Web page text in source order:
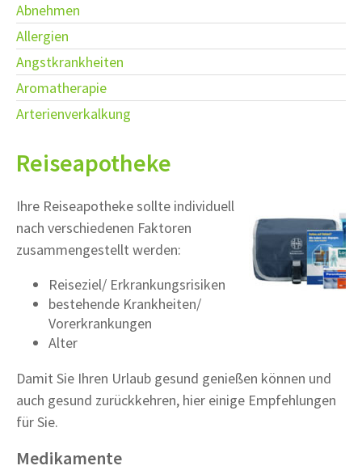
Abnehmen
Allergien
Angstkrankheiten
Aromatherapie
Arterienverkalkung
Reiseapotheke
Ihre Reiseapotheke sollte individuell
nach verschiedenen Faktoren
zusammengestellt werden:
Reiseziel/ Erkrankungsrisiken
bestehende Krankheiten/
Vorerkrankungen
Alter
Damit Sie Ihren Urlaub gesund genießen können und
auch gesund zurückkehren, hier einige Empfehlungen
für Sie.
Medikamente